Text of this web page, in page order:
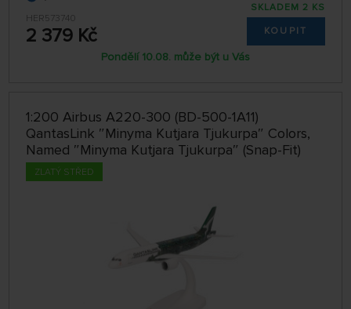
HER573740
2 379 Kč
SKLADEM 2 KS
KOUPIT
Pondělí 10.08. může být u Vás
1:200 Airbus A220-300 (BD-500-1A11)
QantasLink ″Minyma Kutjara Tjukurpa″ Colors,
Named ″Minyma Kutjara Tjukurpa″ (Snap-Fit)
ZLATÝ STŘED